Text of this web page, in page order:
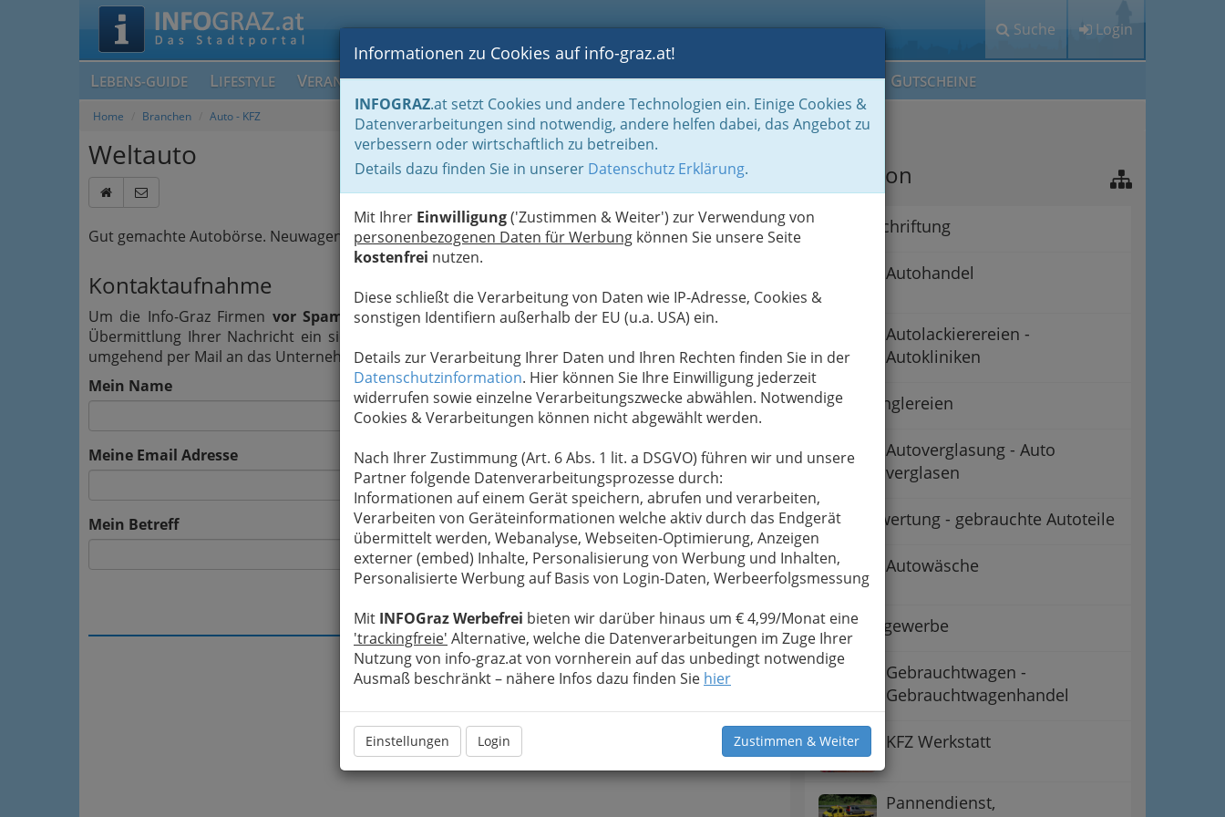
Suche Login
LEBENS-GUIDE LIFESTYLE VERANSTALTUNGEN BLOGS FOTOS GASTRONOMIE BRANCHEN MEIN IG GUTSCHEINE
Informationen zu Cookies auf info-graz.at!
INFOGRAZ.at setzt Cookies und andere Technologien ein. Einige Cookies &
Datenverarbeitungen sind notwendig, andere helfen dabei, das Angebot zu
verbessern oder wirtschaftlich zu betreiben.
Details dazu finden Sie in unserer Datenschutz Erklärung.
Mit Ihrer Einwilligung('Zustimmen & Weiter') zur Verwendung von
personenbezogenen Daten für Werbung können Sie unsere Seite
kostenfrei nutzen.
Diese schließt die Verarbeitung von Daten wie IP-Adresse, Cookies &
sonstigen Identifiern außerhalb der EU (u.a. USA) ein.
Details zur Verarbeitung Ihrer Daten und Ihren Rechten finden Sie in der
Datenschutzinformation. Hier können Sie Ihre Einwilligung jederzeit
widerrufen sowie einzelne Verarbeitungszwecke abwählen. Notwendige
Cookies & Verarbeitungen können nicht abgewählt werden.
Nach Ihrer Zustimmung (Art. 6 Abs. 1 lit. a DSGVO) führen wir und unsere
Partner folgende Datenverarbeitungsprozesse durch:
Informationen auf einem Gerät speichern, abrufen und verarbeiten,
Verarbeiten von Geräteinformationen welche aktiv durch das Endgerät
übermittelt werden, Webanalyse, Webseiten-Optimierung, Anzeigen
externer (embed) Inhalte, Personalisierung von Werbung und Inhalten,
Personalisierte Werbung auf Basis von Login-Daten, Werbeerfolgsmessung
Mit INFOGraz Werbefrei bieten wir darüber hinaus um € 4,99/Monat eine
'trackingfreie' Alternative, welche die Datenverarbeitungen im Zuge Ihrer
Nutzung von info-graz.at von vornherein auf das unbedingt notwendige
Ausmaß beschränkt – nähere Infos dazu finden Sie hier
Einstellungen Login Zustimmen & Weiter
Home Branchen Auto - KFZ
Weltauto
Gut gemachte Autobörse. Neuwagen, Gebraucht- und Vorführwagen. Auktionen.
Kontaktaufnahme
Um die Info-Graz Firmen vor Spam-Mails zu bewahren, verwenden wir an dieser Stelle zur
Übermittlung Ihrer Nachricht ein sicheres Formular. Ihre Nachricht wird nach dem Absenden
umgehend per Mail an das Unternehmen Weltauto weitergeleitet.
Mein Name
Meine Email Adresse
Mein Betreff
Meine Nachricht
Navigation
Autobeschriftung
Autohandel
Autolackierereien -
Autokliniken
Autospenglereien
Autoverglasung - Auto
verglasen
Autoverwertung - gebrauchte Autoteile
Autowäsche
Garagengewerbe
Gebrauchtwagen -
Gebrauchtwagenhandel
KFZ Werkstatt
Pannendienst,